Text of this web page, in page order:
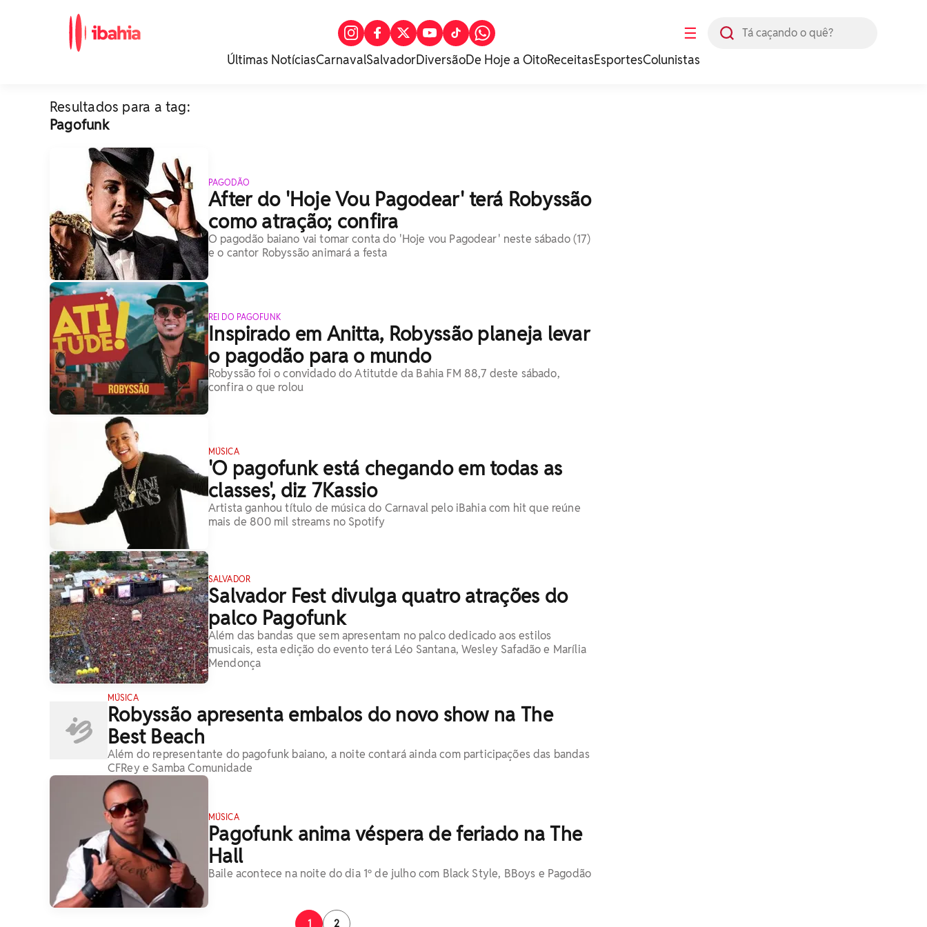
☰
Últimas NotíciasCarnavalSalvadorDiversãoDe Hoje a OitoReceitasEsportesColunistas
Resultados para a tag:
Pagofunk
PAGODÃO
After do 'Hoje Vou Pagodear' terá Robyssão
como atração; confira
O pagodão baiano vai tomar conta do 'Hoje vou Pagodear' neste sábado (17)
e o cantor Robyssão animará a festa
REI DO PAGOFUNK
Inspirado em Anitta, Robyssão planeja levar
o pagodão para o mundo
Robyssão foi o convidado do Atitutde da Bahia FM 88,7 deste sábado,
confira o que rolou
MÚSICA
'O pagofunk está chegando em todas as
classes', diz 7Kassio
Artista ganhou título de música do Carnaval pelo iBahia com hit que reúne
mais de 800 mil streams no Spotify
SALVADOR
Salvador Fest divulga quatro atrações do
palco Pagofunk
Além das bandas que sem apresentam no palco dedicado aos estilos
musicais, esta edição do evento terá Léo Santana, Wesley Safadão e Marília
Mendonça
MÚSICA
Robyssão apresenta embalos do novo show na The
Best Beach
Além do representante do pagofunk baiano, a noite contará ainda com participações das bandas
CFRey e Samba Comunidade
MÚSICA
Pagofunk anima véspera de feriado na The
Hall
Baile acontece na noite do dia 1º de julho com Black Style, BBoys e Pagodão
1 2